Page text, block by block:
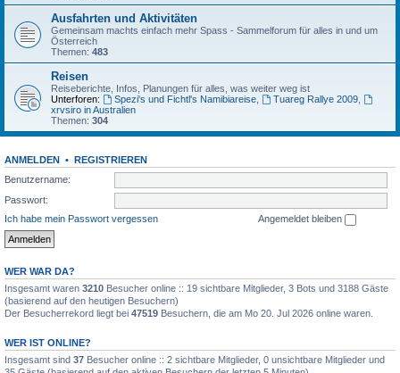
Ausfahrten und Aktivitäten
Gemeinsam machts einfach mehr Spass - Sammelforum für alles in und um
Österreich
Themen: 483
Reisen
Reiseberichte, Infos, Planungen für alles, was weiter weg ist
Unterforen:
Spezi's und Fichtl's Namibiareise, Tuareg Rallye 2009,
xrvsiro in Australien
Themen: 304
ANMELDEN • REGISTRIEREN
Benutzername:
Passwort:
Ich habe mein Passwort vergessen
Angemeldet bleiben
WER WAR DA?
Insgesamt waren 3210 Besucher online :: 19 sichtbare Mitglieder, 3 Bots und 3188 Gäste
(basierend auf den heutigen Besuchern)
Der Besucherrekord liegt bei 47519 Besuchern, die am Mo 20. Jul 2026 online waren.
WER IST ONLINE?
Insgesamt sind 37 Besucher online :: 2 sichtbare Mitglieder, 0 unsichtbare Mitglieder und